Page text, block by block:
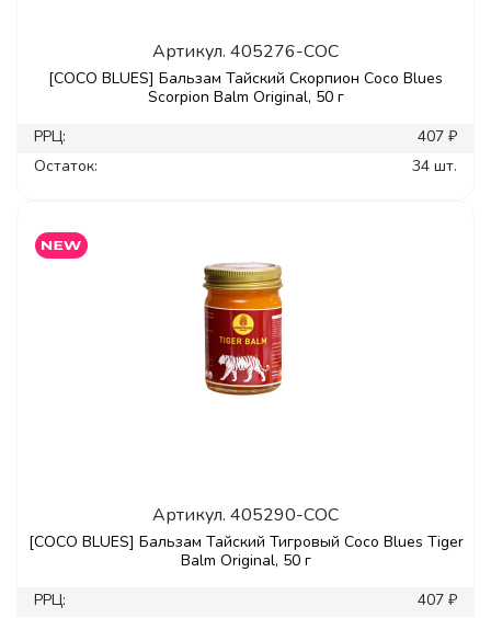
Артикул. 405276-COC
[COCO BLUES] Бальзам Тайский Скорпион Coco Blues
Scorpion Balm Original, 50 г
РРЦ:
407 ₽
Остаток:
34 шт.
Артикул. 405290-COC
[COCO BLUES] Бальзам Тайский Тигровый Coco Blues Tiger
Balm Original, 50 г
РРЦ:
407 ₽